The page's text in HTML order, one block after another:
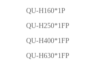
QU-H160*1P
QU-H250*1FP
QU-H400*1FP
QU-H630*1FP